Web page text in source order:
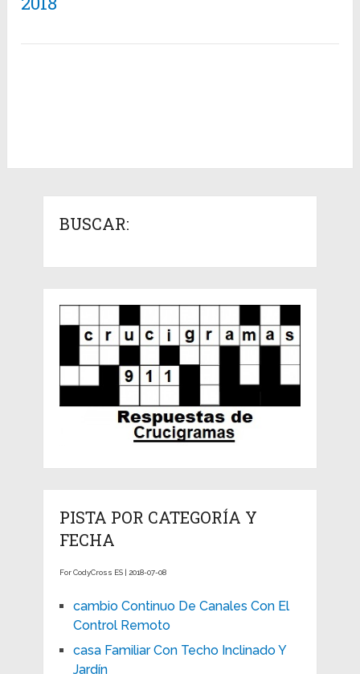
BUSCAR:
PISTA POR CATEGORÍA Y
FECHA
For CodyCross ES | 2018-07-08
cambio Continuo De Canales Con El
Control Remoto
casa Familiar Con Techo Inclinado Y
Jardín